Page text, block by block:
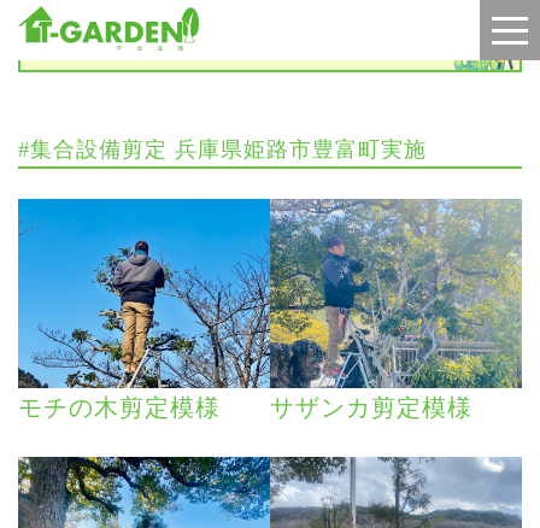
施工実績
#集合設備剪定 兵庫県姫路市豊富町実施
モチの木剪定模様 サザンカ剪定模様